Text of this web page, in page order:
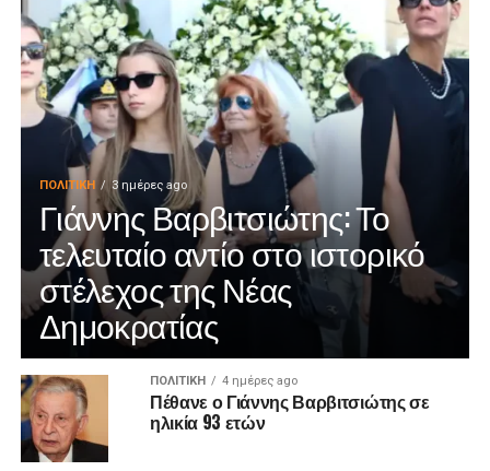
ΠΟΛΙΤΙΚΉ 3 ημέρες ago
Γιάννης Βαρβιτσιώτης: Το
τελευταίο αντίο στο ιστορικό
στέλεχος της Νέας
Δημοκρατίας
ΠΟΛΙΤΙΚΉ 4 ημέρες ago
Πέθανε ο Γιάννης Βαρβιτσιώτης σε
ηλικία 93 ετών